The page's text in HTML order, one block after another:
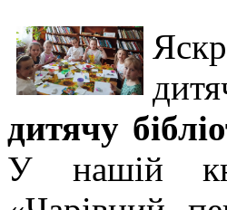
дитячу
У нашій